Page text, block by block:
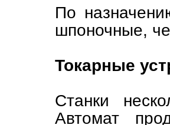
По
шпоночные,
Токарные
Станки
Автомат